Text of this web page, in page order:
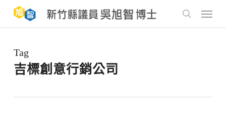
main
Menu
Tag
吉標創意行銷公司